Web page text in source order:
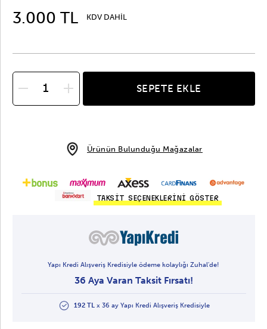
3.000 TL KDV DAHİL
SEPETE EKLE
Ürünün Bulunduğu Mağazalar
TAKSİT SEÇENEKLERİNİ GÖSTER
Yapı Kredi Alışveriş Kredisiyle ödeme kolaylığı Zuhal'de!
36 Aya Varan Taksit Fırsatı!
192 TLx 36 ay Yapı Kredi Alışveriş Kredisiyle